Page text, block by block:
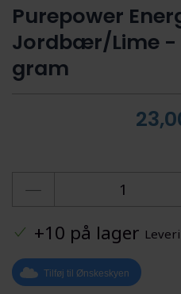
Purepower
Jordbær/Lime -
gram
+10 på lager
Tilføj til Ønskeskyen